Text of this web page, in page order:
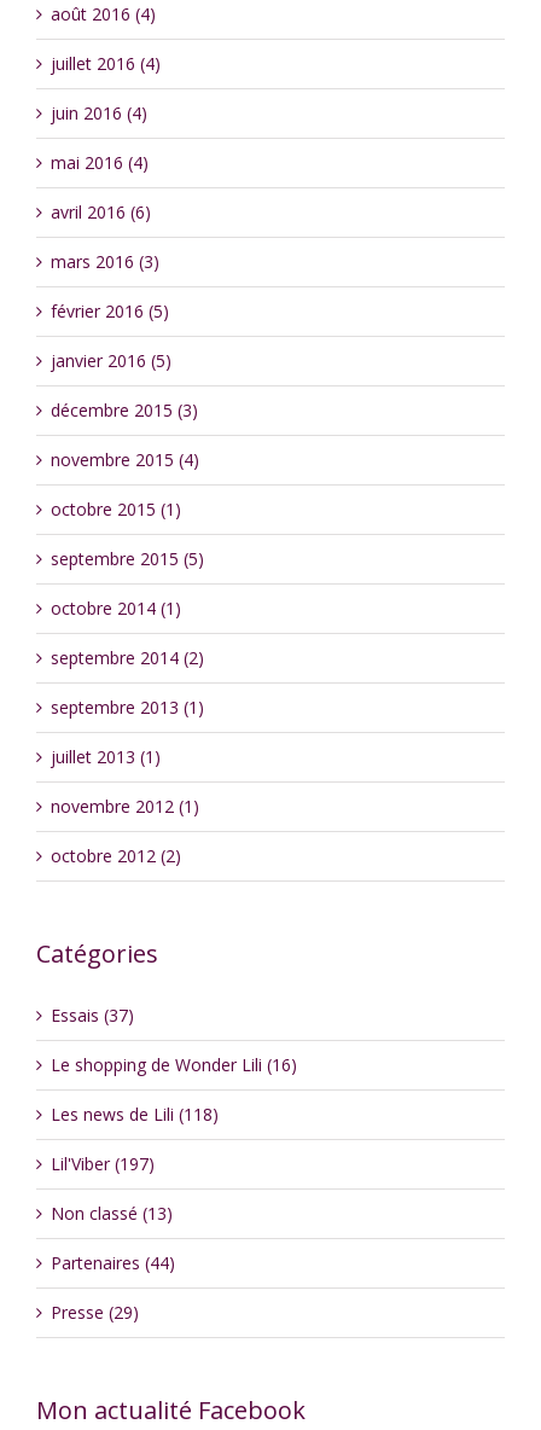
août 2016 (4)
juillet 2016 (4)
juin 2016 (4)
mai 2016 (4)
avril 2016 (6)
mars 2016 (3)
février 2016 (5)
janvier 2016 (5)
décembre 2015 (3)
novembre 2015 (4)
octobre 2015 (1)
septembre 2015 (5)
octobre 2014 (1)
septembre 2014 (2)
septembre 2013 (1)
juillet 2013 (1)
novembre 2012 (1)
octobre 2012 (2)
Catégories
Essais (37)
Le shopping de Wonder Lili (16)
Les news de Lili (118)
Lil'Viber (197)
Non classé (13)
Partenaires (44)
Presse (29)
Mon actualité Facebook